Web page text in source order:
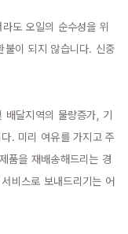
도 오일의 순수성을 위
불이 되지 않습니다. 신중
달지역의 물량증가, 기
. 미리 여유를 가지고 주
품을 재배송해드리는 경
비스로 보내드리기는 어